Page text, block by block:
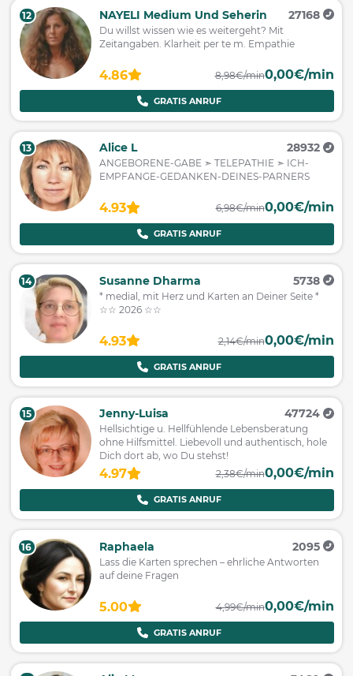
12 NAYELI Medium Und Seherin 27168
Du willst wissen wie es weitergeht? Mit
Zeitangaben. Klarheit per te m. Empathie
4.86 8,98€/min0,00€/min
GRATIS ANRUF
13 Alice L 28932
ANGEBORENE-GABE ➣ TELEPATHIE ➣ ICH-
EMPFANGE-GEDANKEN-DEINES-PARNERS
4.93 6,98€/min0,00€/min
GRATIS ANRUF
14 Susanne Dharma 5738
* medial, mit Herz und Karten an Deiner Seite *
☆☆ 2026 ☆☆
4.93 2,14€/min0,00€/min
GRATIS ANRUF
15 Jenny-Luisa 47724
Hellsichtige u. Hellfühlende Lebensberatung
ohne Hilfsmittel. Liebevoll und authentisch, hole
Dich dort ab, wo Du stehst!
4.97 2,38€/min0,00€/min
GRATIS ANRUF
16 Raphaela 2095
Lass die Karten sprechen – ehrliche Antworten
auf deine Fragen
5.00 4,99€/min0,00€/min
GRATIS ANRUF